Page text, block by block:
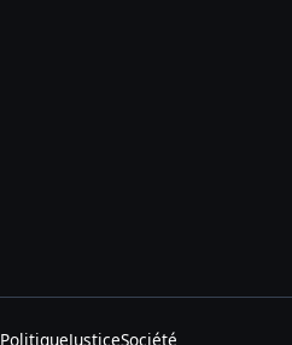
PolitiqueJusticeSociété